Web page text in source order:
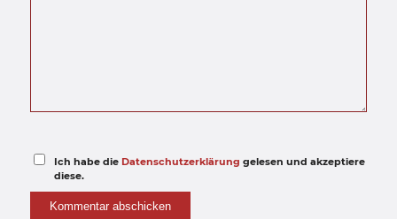
Ich habe die Datenschutzerklärung gelesen und akzeptiere
diese.